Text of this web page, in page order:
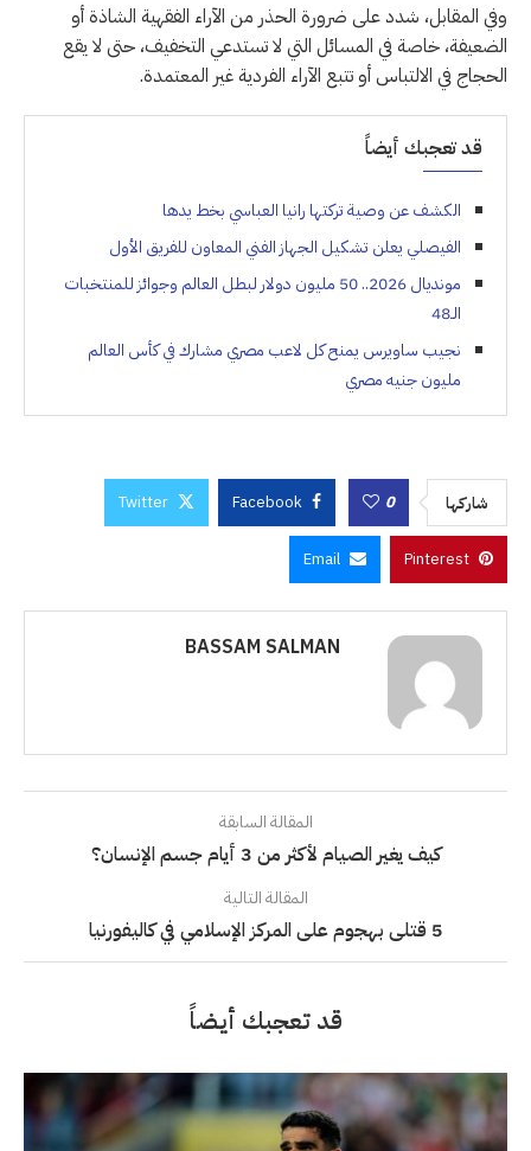
وفي المقابل، شدد على ضرورة الحذر من الآراء الفقهية الشاذة أو
الضعيفة، خاصة في المسائل التي لا تستدعي التخفيف، حتى لا يقع
الحجاج في الالتباس أو تتبع الآراء الفردية غير المعتمدة.
قد تعجبك أيضاً
الكشف عن وصية تركتها رانيا العباسي بخط يدها
الفيصلي يعلن تشكيل الجهاز الفني المعاون للفريق الأول
مونديال 2026.. 50 مليون دولار لبطل العالم وجوائز للمنتخبات
الـ48
نجيب ساويرس يمنح كل لاعب مصري مشارك في كأس العالم
مليون جنيه مصري
شاركها 0
Facebook
Twitter
Pinterest
Email
BASSAM SALMAN
المقالة السابقة
كيف يغير الصيام لأكثر من 3 أيام جسم الإنسان؟
المقالة التالية
5 قتلى بهجوم على المركز الإسلامي في كاليفورنيا
قد تعجبك أيضاً